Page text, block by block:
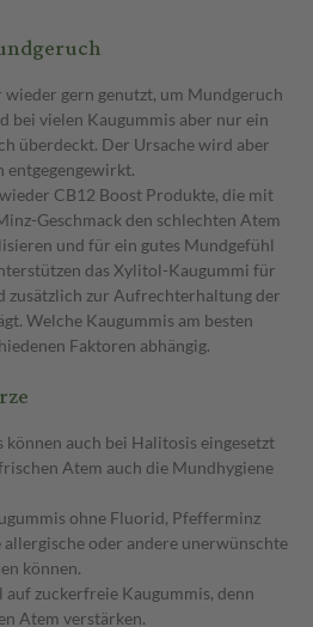
gern genutzt, um Mundgeruch
bei vielen Kaugummis aber nur ein
überdeckt. Der Ursache wird aber
entgegengewirkt.
CB12 Boost Produkte, die mit
Geschmack den schlechten Atem
und für ein gutes Mundgefühl
das Xylitol-Kaugummi für
zusätzlich zur Aufrechterhaltung der
Welche Kaugummis am besten
Faktoren abhängig.
können auch bei Halitosis eingesetzt
Atem auch die Mundhygiene
ohne Fluorid, Pfefferminz
allergische oder andere unerwünschte
können.
auf zuckerfreie Kaugummis, denn
Atem verstärken.